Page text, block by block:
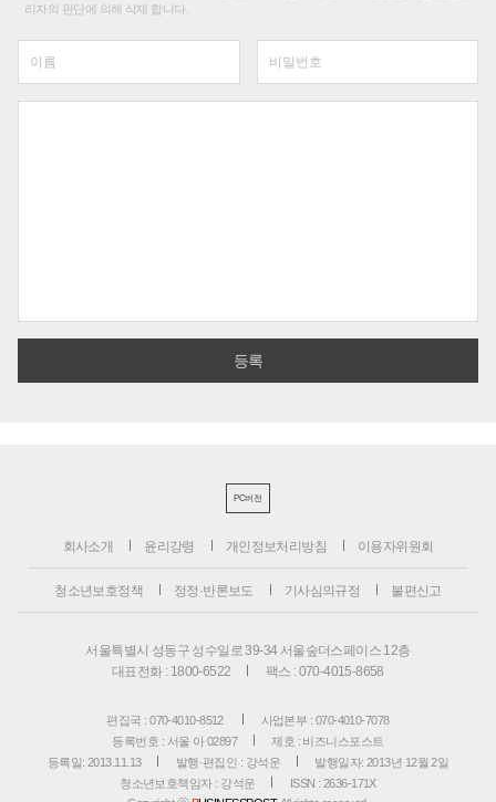
리자의 판단에 의해 삭제 합니다.
PC버전
회사소개 윤리강령 개인정보처리방침 이용자위원회
청소년보호정책 정정·반론보도 기사심의규정 불편신고
서울특별시 성동구 성수일로 39-34 서울숲더스페이스 12층
대표전화 : 1800-6522
팩스 : 070-4015-8658
편집국 : 070-4010-8512
사업본부 : 070-4010-7078
등록번호 : 서울 아 02897
제호 : 비즈니스포스트
등록일: 2013.11.13
발행·편집인 : 강석운
발행일자: 2013년 12월 2일
청소년보호책임자 : 강석운
ISSN : 2636-171X